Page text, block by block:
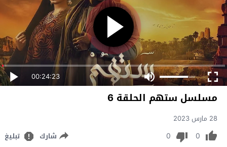
00:24:23
مسلسل ستهم الحلقة 6
28 مارس 2023
0
0 شارك تبليغ